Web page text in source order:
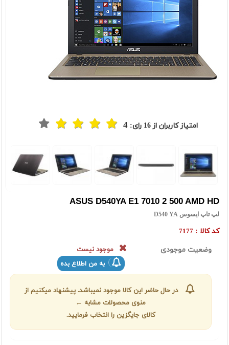
امتیاز کاربران از16 رای: 4
ASUS D540YA E1 7010 2 500 AMD HD
لپ تاپ ایسوس D540 YA
کد کالا : 7177
وضعیت موجودی
موجود نیست
به من اطلاع بده
در حال حاضر این کالا موجود نمیباشد. پیشنهاد میکنیم از
منوی محصولات مشابه ←
کالای جایگزین را انتخاب فرمایید.